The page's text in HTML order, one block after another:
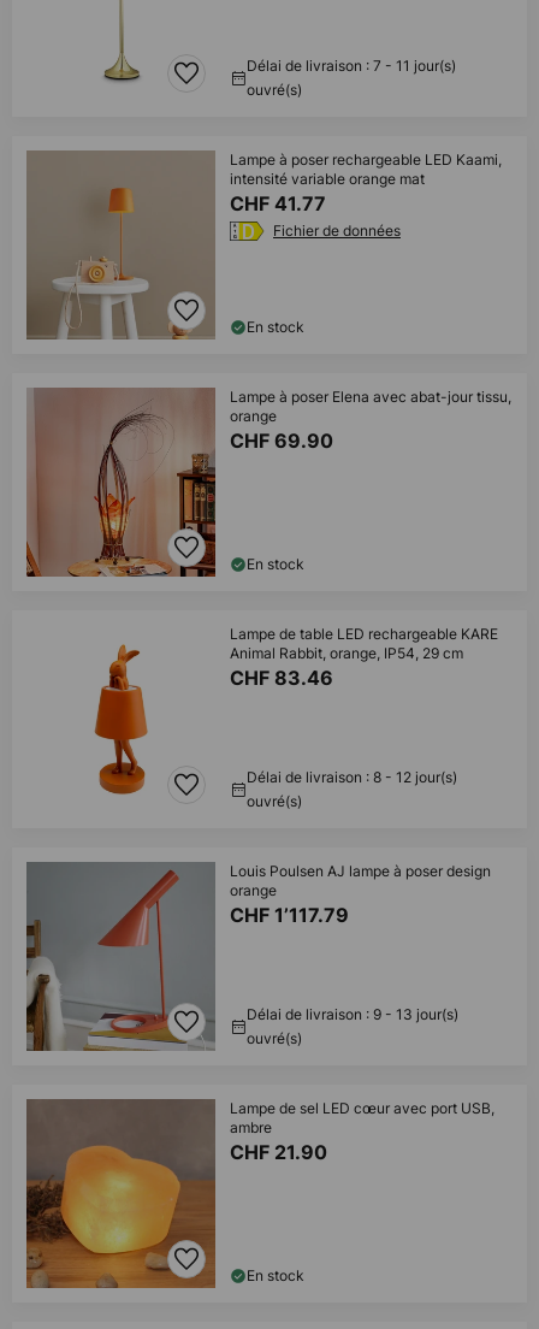
Délai de livraison : 7 - 11 jour(s)
ouvré(s)
Lampe à poser rechargeable LED Kaami,
intensité variable orange mat
CHF 41.77
Fichier de données
En stock
Lampe à poser Elena avec abat-jour tissu,
orange
CHF 69.90
En stock
Lampe de table LED rechargeable KARE
Animal Rabbit, orange, IP54, 29 cm
CHF 83.46
Délai de livraison : 8 - 12 jour(s)
ouvré(s)
Louis Poulsen AJ lampe à poser design
orange
CHF 1’117.79
Délai de livraison : 9 - 13 jour(s)
ouvré(s)
Lampe de sel LED cœur avec port USB,
ambre
CHF 21.90
En stock